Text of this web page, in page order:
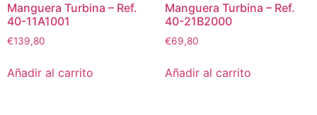
Manguera Turbina – Ref.
40-11A1001
€139,80
Añadir al carrito
Manguera Turbina – Ref.
40-21B2000
€69,80
Añadir al carrito